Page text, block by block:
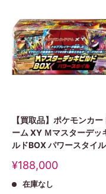
【買取品】ポケモンカー
ーム XY Ｍマスターデッ
ルドBOX パワースタイル
販
価
¥188,000
在庫なし